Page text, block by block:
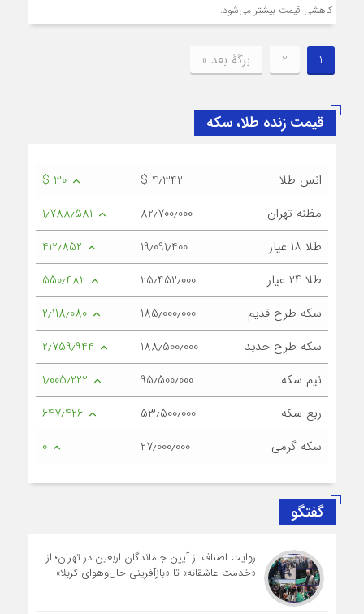
کاهشی قیمت بیشتر می‌شود.
1
2 برگهٔ بعد »
قیمت زنده طلا، سکه
انس طلا $ 4٫342
$ 30
مظنه تهران
82٫700٫000
1٫788٫581
طلا ۱۸ عیار
19٫091٫400
412٫852
طلا ۲۴ عیار
25٫452٫000
550٫482
سکه طرح قدیم
185٫000٫000
2٫118٫080
سکه طرح جدید
188٫500٫000
2٫759٫944
نیم سکه
95٫500٫000
1٫005٫222
ربع سکه
53٫500٫000
647٫426
سکه گرمی
27٫000٫000 0
گفتگو
روایت اصناف از آیین جاماندگان اربعین در تهران؛ از
«خدمت عاشقانه» تا «بازآفرینی حال‌وهوای کربلا»